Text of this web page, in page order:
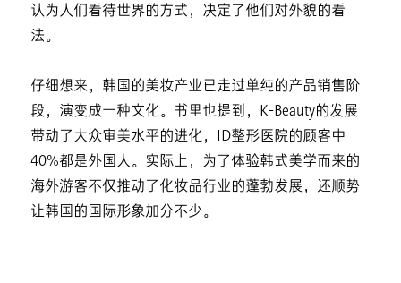
认为人们看待世界的方式，决定了他们对外貌的看
法。
仔细想来，韩国的美妆产业已走过单纯的产品销售阶
段，演变成一种文化。书里也提到，K-Beauty的发展
带动了大众审美水平的进化，ID整形医院的顾客中
40%都是外国人。实际上，为了体验韩式美学而来的
海外游客不仅推动了化妆品行业的蓬勃发展，还顺势
让韩国的国际形象加分不少。